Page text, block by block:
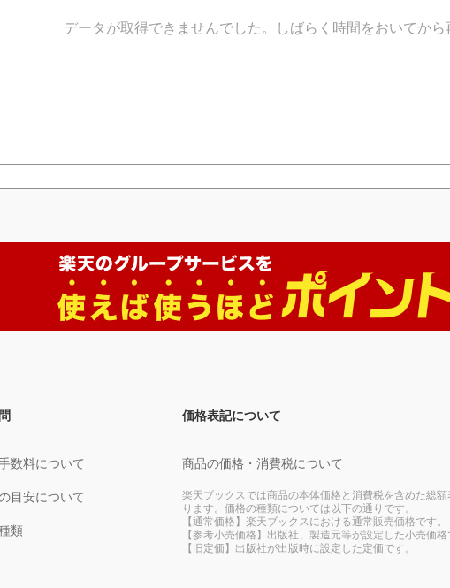
データが取得できませんでした。しばらく時間をおいてから
数料について
目安について
類
価格表記について
商品の価格・消費税について
楽天ブックスでは商品の本体価格と消費税を含めた総額
ります。価格の種類については以下の通りです。
【通常価格】楽天ブックスにおける通常販売価格です。
【参考小売価格】出版社、製造元等が設定した小売価格
【旧定価】出版社が出版時に設定した定価です。